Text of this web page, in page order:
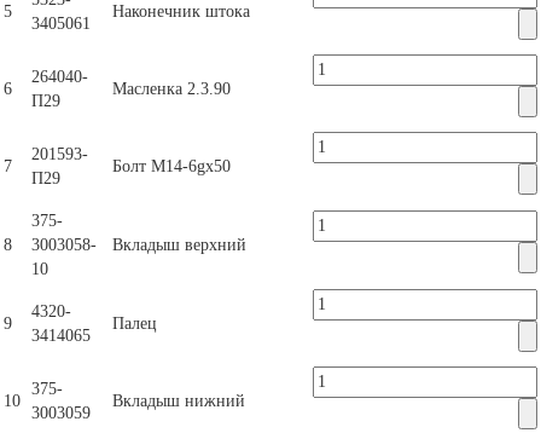
5
3405061
Наконечник штока
6
264040-
П29
Масленка 2.3.90
7
201593-
П29
Болт М14-6gх50
8
375-
3003058-
10
Вкладыш верхний
9
4320-
3414065
Палец
10
375-
3003059
Вкладыш нижний